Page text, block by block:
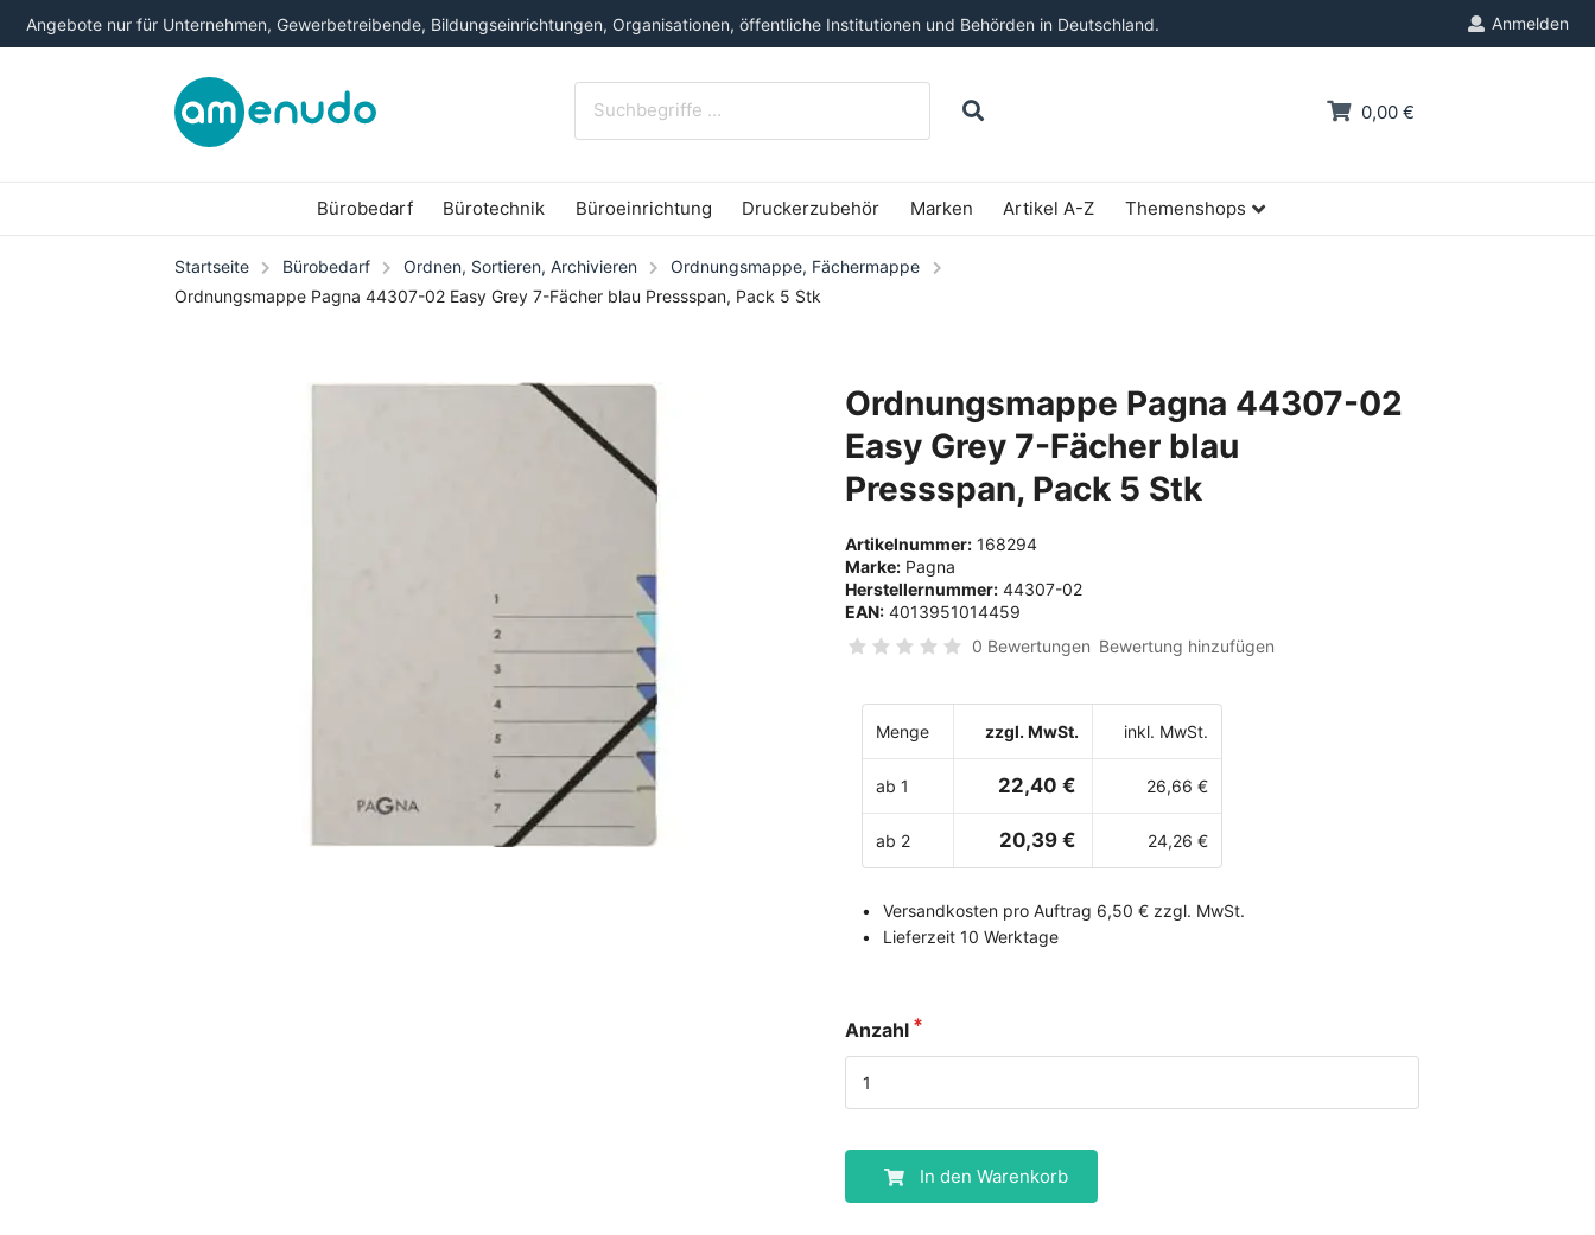
Angebote nur für Unternehmen, Gewerbetreibende, Bildungseinrichtungen, Organisationen, öffentliche Institutionen und Behörden in Deutschland. Anmelden
0,00 €
Bürobedarf Bürotechnik Büroeinrichtung Druckerzubehör Marken Artikel A-Z Themenshops
Startseite Bürobedarf Ordnen, Sortieren, Archivieren
Ordnungsmappe, Fächermappe
Ordnungsmappe Pagna 44307-02 Easy Grey 7-Fächer blau Pressspan, Pack 5 Stk
Ordnungsmappe Pagna 44307-02
Easy Grey 7-Fächer blau
Pressspan, Pack 5 Stk
Artikelnummer: 168294
Marke: Pagna
Herstellernummer: 44307-02
EAN: 4013951014459
0 Bewertungen Bewertung hinzufügen
Menge zzgl. MwSt. inkl. MwSt.
ab 1 22,40 € 26,66 €
ab 2 20,39 € 24,26 €
Versandkosten pro Auftrag 6,50 € zzgl. MwSt.
Lieferzeit 10 Werktage
Anzahl
In den Warenkorb